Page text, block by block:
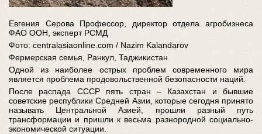
Евгения Серова Профессор, директор отдела агробизнеса
ФАО ООН, эксперт РСМД
Фото: centralasiaonline.com / Nazim Kalandarov
Фермерская семья, Ранкул, Таджикистан
Одной из наиболее острых проблем современного мира
является проблема продовольственной безопасности наций.
После распада СССР пять стран – Казахстан и бывшие
советские республики Средней Азии, которые сегодня принято
называть Центральной Азией, прошли разный путь
трансформации и пришли к весьма разнородной социально-
экономической ситуации.